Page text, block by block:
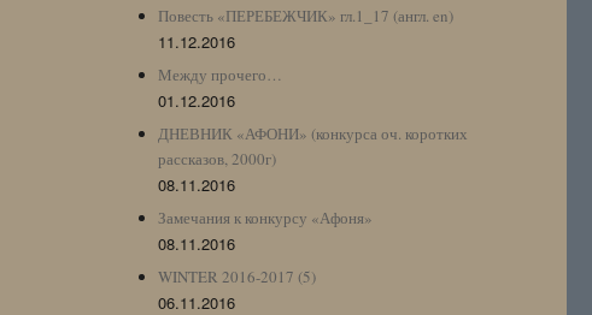
Повесть «ПЕРЕБЕЖЧИК» гл.1_17 (англ. en)
11.12.2016
Между прочего…
01.12.2016
ДНЕВНИК «АФОНИ» (конкурса оч. коротких
рассказов, 2000г)
08.11.2016
Замечания к конкурсу «Афоня»
08.11.2016
WINTER 2016-2017 (5)
06.11.2016